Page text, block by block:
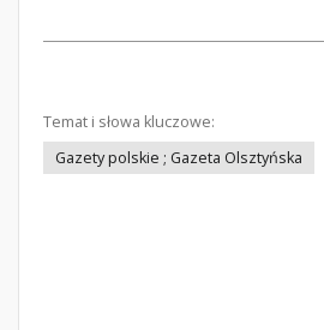
Temat i słowa kluczowe:
Gazety polskie ; Gazeta Olsztyńska